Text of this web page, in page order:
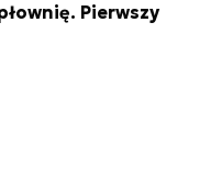
Pierwszy